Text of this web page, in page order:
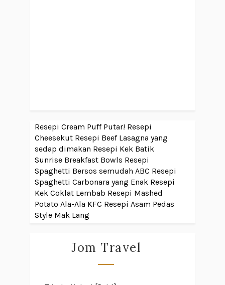
Resepi Cream Puff Putar! Resepi
Cheesekut Resepi Beef Lasagna yang
sedap dimakan Resepi Kek Batik
Sunrise Breakfast Bowls Resepi
Spaghetti Bersos semudah ABC Resepi
Spaghetti Carbonara yang Enak Resepi
Kek Coklat Lembab Resepi Mashed
Potato Ala-Ala KFC Resepi Asam Pedas
Style Mak Lang
Jom Travel